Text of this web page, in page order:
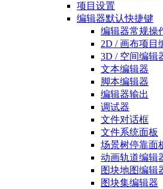
项目设置
编辑器默认快捷键
编辑器常规操
2D / 画布项目
3D / 空间编辑
文本编辑器
脚本编辑器
编辑器输出
调试器
文件对话框
文件系统面板
场景树停靠面
动画轨道编辑
图块地图编辑
图块集编辑器